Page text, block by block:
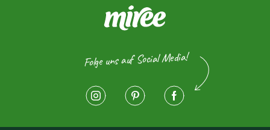
Folge uns auf Social Media!